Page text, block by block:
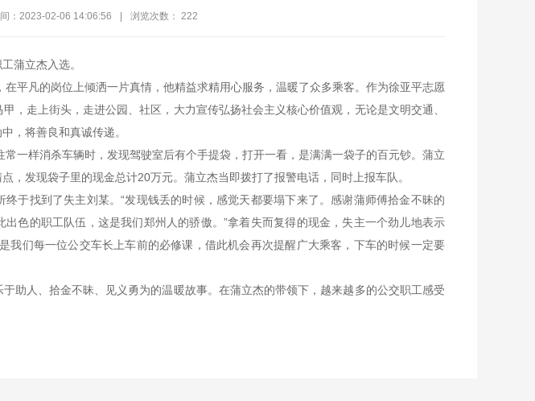
：2023-02-06 14:06:56 浏览次数： 222
蒲立杰入选。
凡的岗位上倾洒一片真情，他精益求精用心服务，温暖了众多乘客。作为徐亚平志愿
，走上街头，走进公园、社区，大力宣传弘扬社会主义核心价值观，无论是文明交通、
，将善良和真诚传递。
样消杀车辆时，发现驾驶室后有个手提袋，打开一看，是满满一袋子的百元钞。蒲立
，发现袋子里的现金总计20万元。蒲立杰当即拨打了报警电话，同时上报车队。
找到了失主刘某。“发现钱丢的时候，感觉天都要塌下来了。感谢蒲师傅拾金不昧的
色的职工队伍，这是我们郑州人的骄傲。”拿着失而复得的现金，失主一个劲儿地表示
我们每一位公交车长上车前的必修课，借此机会再次提醒广大乘客，下车的时候一定要
人、拾金不昧、见义勇为的温暖故事。在蒲立杰的带领下，越来越多的公交职工感受